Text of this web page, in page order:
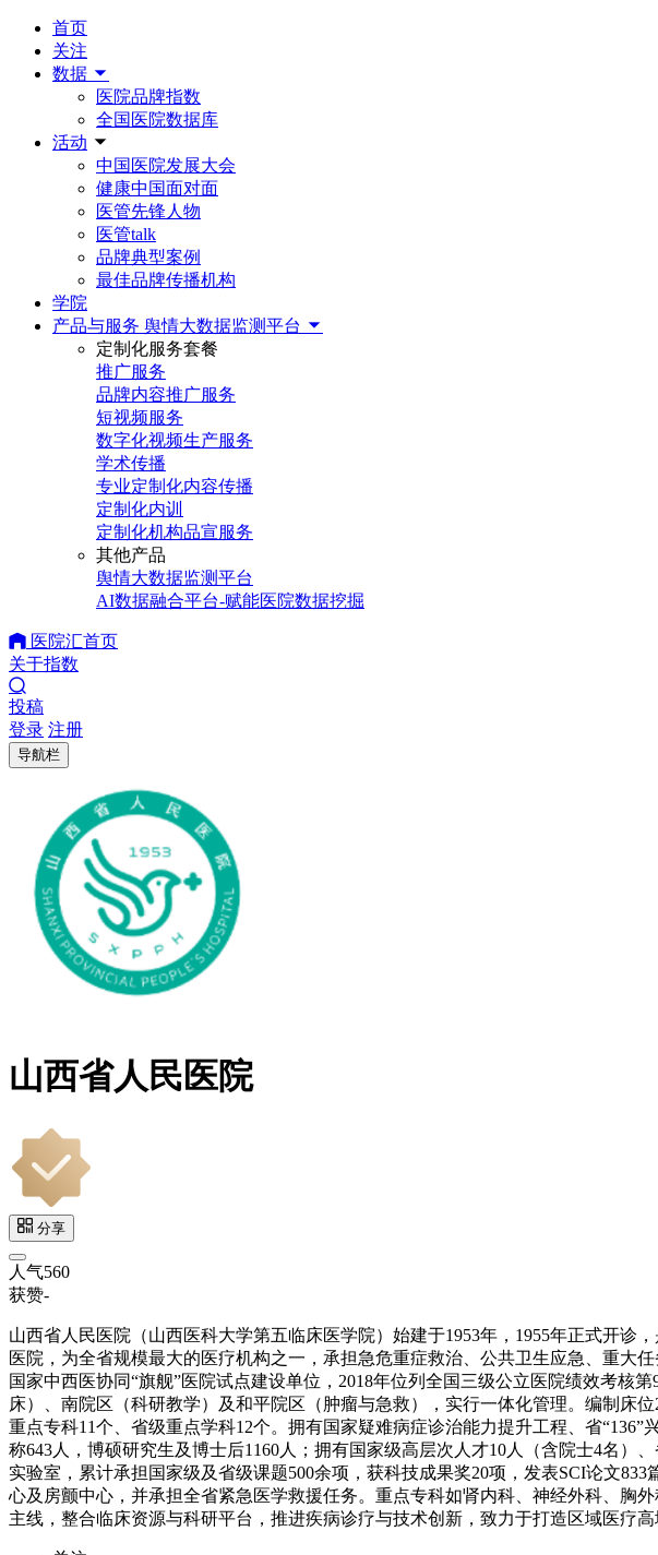
首页
关注
数据
医院品牌指数
全国医院数据库
活动
中国医院发展大会
健康中国面对面
医管先锋人物
医管talk
品牌典型案例
最佳品牌传播机构
学院
产品与服务 舆情大数据监测平台
定制化服务套餐
推广服务
品牌内容推广服务
短视频服务
数字化视频生产服务
学术传播
专业定制化内容传播
定制化内训
定制化机构品宣服务
其他产品
舆情大数据监测平台
AI数据融合平台-赋能医院数据挖掘
医院汇首页
关于指数
投稿
登录 注册
导航栏
山西省人民医院
分享
人气560
获赞-
山西省人民医院（山西医科大学第五临床医学院）始建于1953年，1955年正式开
医院，为全省规模最大的医疗机构之一，承担急危重症救治、公共卫生应急、重大
国家中西医协同“旗舰”医院试点建设单位，2018年位列全国三级公立医院绩效考核
床）、南院区（科研教学）及和平院区（肿瘤与急救），实行一体化管理。编制床
重点专科11个、省级重点学科12个。拥有国家疑难病症诊治能力提升工程、省
称643人，博硕研究生及博士后1160人；拥有国家级高层次人才10人（含院士4名
实验室，累计承担国家级及省级课题500余项，获科技成果奖20项，发表SCI论文
心及房颤中心，并承担全省紧急医学救援任务。重点专科如肾内科、神经外科、胸
主线，整合临床资源与科研平台，推进疾病诊疗与技术创新，致力于打造区域医疗